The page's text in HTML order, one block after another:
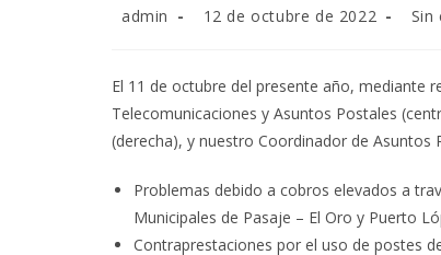
Autor
admin
Publicación
12 de octubre de 2022 Sin
El 11 de octubre del presente año, mediante
Telecomunicaciones y Asuntos Postales
(derecha), y nuestro Coordinador de
Problemas debido a cobros elevados a
Municipales de Pasaje – El Oro y Puerto
Contraprestaciones por el uso de postes